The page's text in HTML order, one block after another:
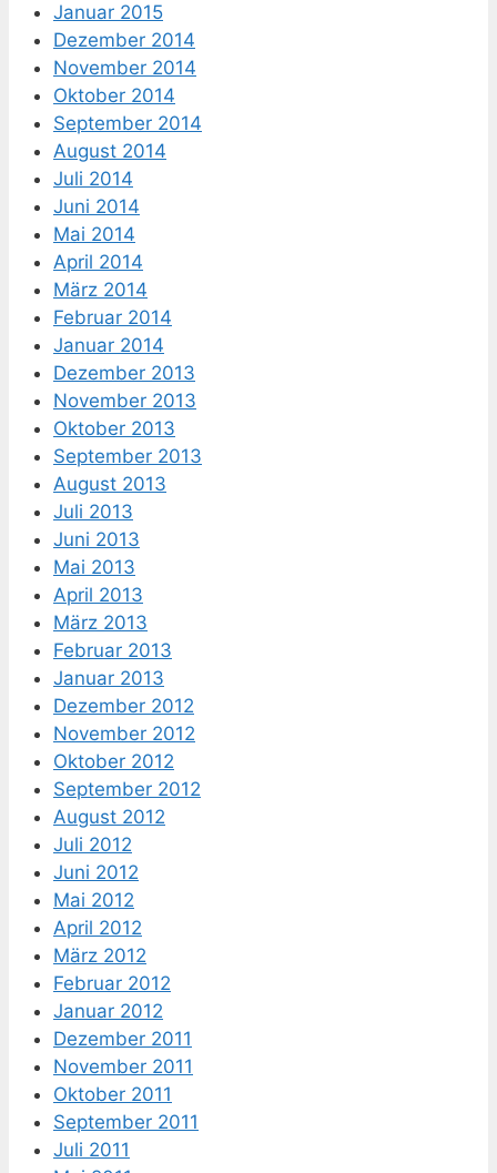
Januar 2015
Dezember 2014
November 2014
Oktober 2014
September 2014
August 2014
Juli 2014
Juni 2014
Mai 2014
April 2014
März 2014
Februar 2014
Januar 2014
Dezember 2013
November 2013
Oktober 2013
September 2013
August 2013
Juli 2013
Juni 2013
Mai 2013
April 2013
März 2013
Februar 2013
Januar 2013
Dezember 2012
November 2012
Oktober 2012
September 2012
August 2012
Juli 2012
Juni 2012
Mai 2012
April 2012
März 2012
Februar 2012
Januar 2012
Dezember 2011
November 2011
Oktober 2011
September 2011
Juli 2011